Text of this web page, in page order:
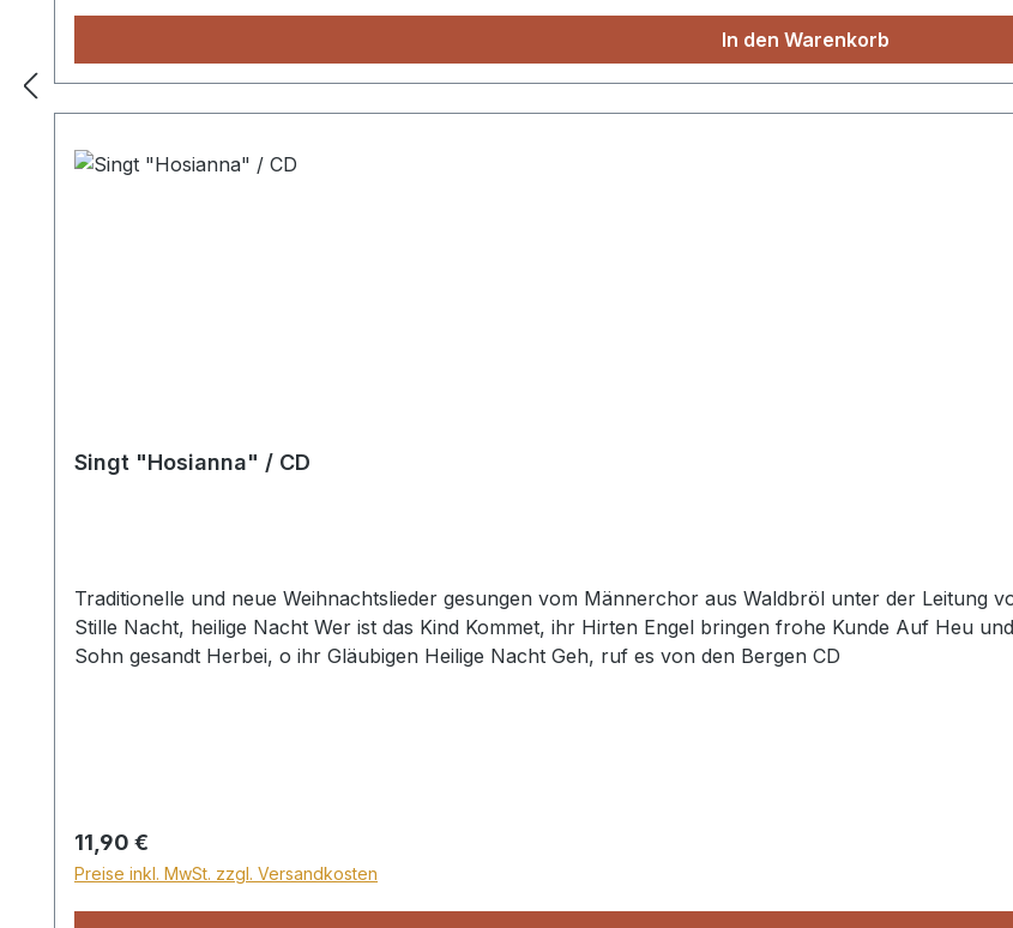
In den Warenkorb
Singt "Hosianna" / CD
Traditionelle und neue Weihnachtslieder gesungen vom Männerchor aus Waldbröl unter der Leitung von Rudolf Janzen Singt
Stille Nacht, heilige Nacht Wer ist das Kind Kommet, ihr Hirten Engel bringen frohe Kunde Auf Heu
Sohn gesandt Herbei, o ihr Gläubigen Heilige Nacht Geh, ruf es von den Bergen CD
Regulärer Preis:
11,90 €
Preise inkl. MwSt. zzgl. Versandkosten